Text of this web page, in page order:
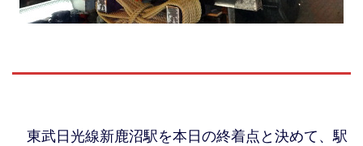
東武日光線新鹿沼駅を本日の終着点と決めて、駅